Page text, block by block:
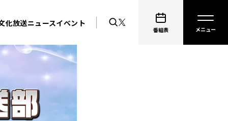
化放送ニュースイベント
番組表